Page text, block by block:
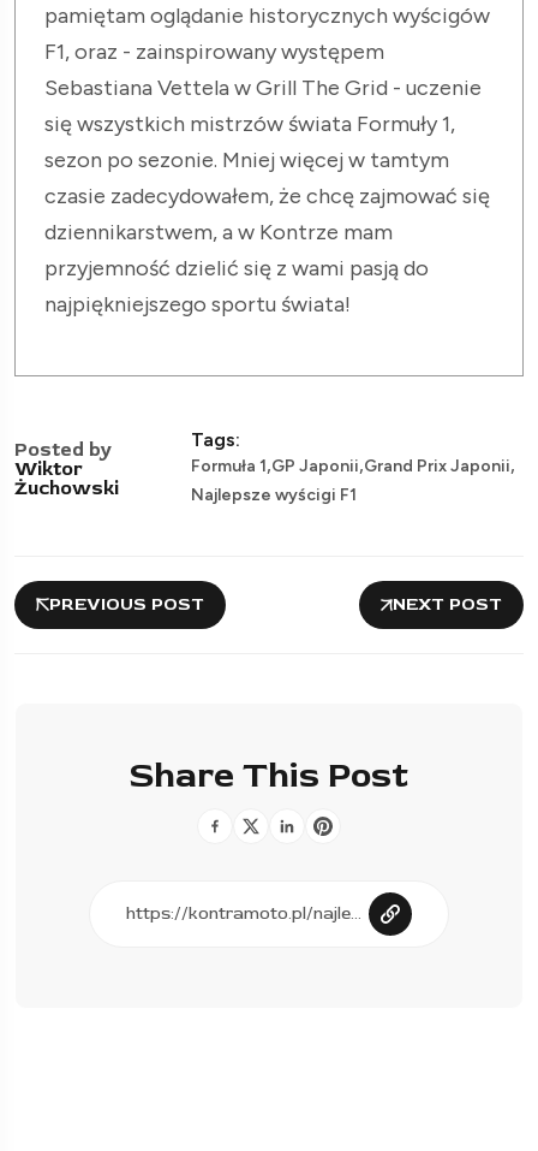
pamiętam oglądanie historycznych wyścigów
F1, oraz - zainspirowany występem
Sebastiana Vettela w Grill The Grid - uczenie
się wszystkich mistrzów świata Formuły 1,
sezon po sezonie. Mniej więcej w tamtym
czasie zadecydowałem, że chcę zajmować się
dziennikarstwem, a w Kontrze mam
przyjemność dzielić się z wami pasją do
najpiękniejszego sportu świata!
Posted by
Wiktor
Żuchowski
Tags:
Formuła 1,GP Japonii,Grand Prix Japonii,
Najlepsze wyścigi F1
PREVIOUS POST NEXT POST
Share This Post